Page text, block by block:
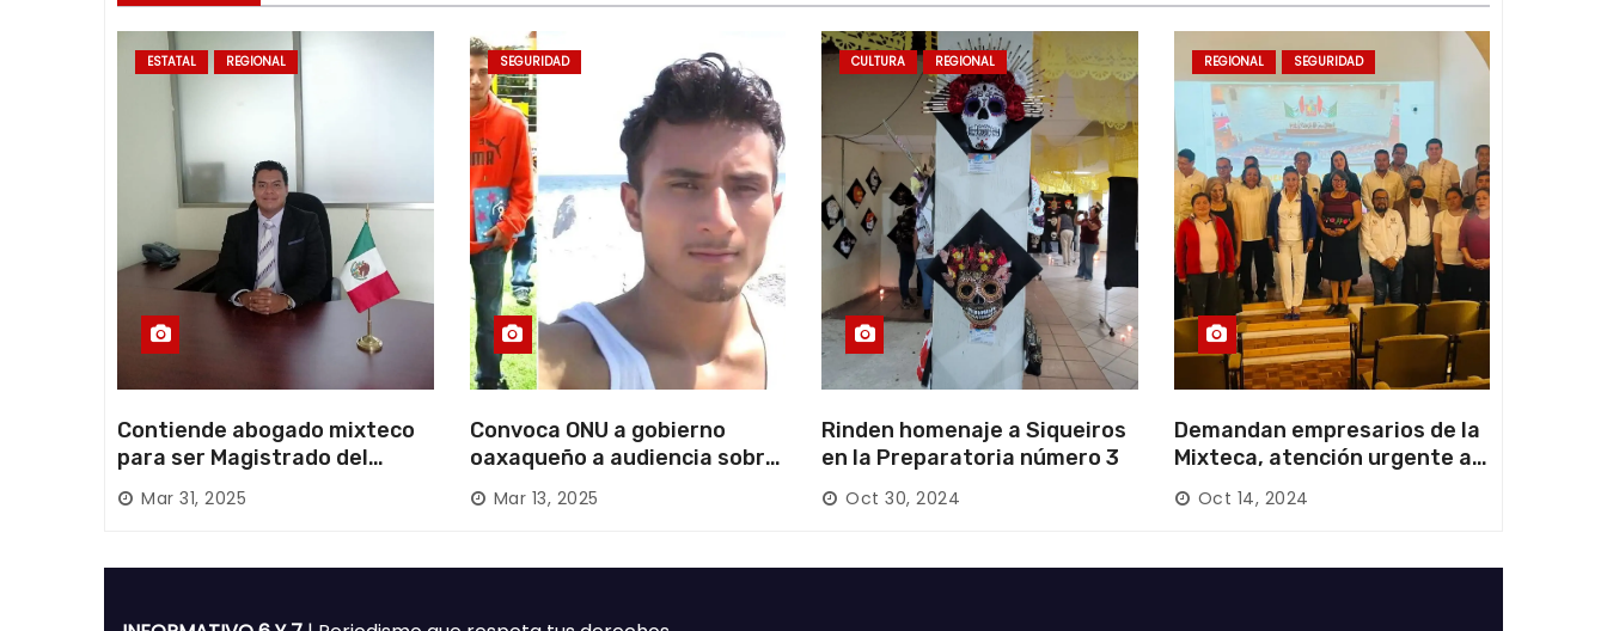
r
a
s
ESTATAL REGIONAL
Contiende abogado mixteco
para ser Magistrado del
Poder Judicial; es originario
de Huajuapan de León
Mar 31, 2025
SEGURIDAD
Convoca ONU a gobierno
oaxaqueño a audiencia sobre
desaparición forzada en la
Mixteca
Mar 13, 2025
CULTURA REGIONAL
Rinden homenaje a Siqueiros
en la Preparatoria número 3
Oct 30, 2024
REGIONAL SEGURIDAD
Demandan empresarios de la
Mixteca, atención urgente a
las carreteras locales y
federales
Oct 14, 2024